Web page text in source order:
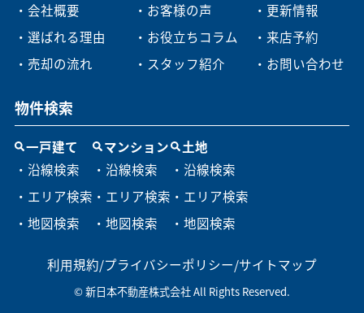
・会社概要
・選ばれる理由
・売却の流れ
・お客様の声
・お役立ちコラム
・スタッフ紹介
・更新情報
・来店予約
・お問い合わせ
物件検索
一戸建て
・沿線検索
・エリア検索
・地図検索
マンション
・沿線検索
・エリア検索
・地図検索
土地
・沿線検索
・エリア検索
・地図検索
利用規約/プライバシーポリシー/サイトマップ
© 新日本不動産株式会社 All Rights Reserved.